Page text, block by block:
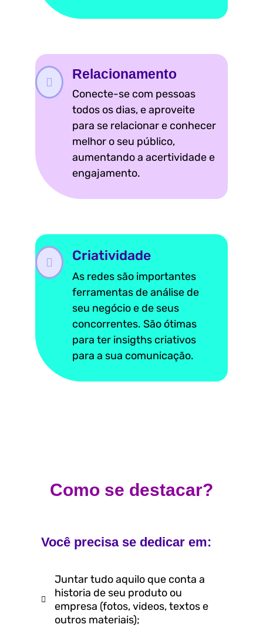
Relacionamento
Conecte-se com pessoas
todos os dias, e aproveite
para se relacionar e conhecer
melhor o seu público,
aumentando a acertividade e
engajamento.
Criatividade
As redes são importantes
ferramentas de análise de
seu negócio e de seus
concorrentes. São ótimas
para ter insigths criativos
para a sua comunicação.
Como se destacar?
Você precisa se dedicar em:
Juntar tudo aquilo que conta a
historia de seu produto ou
empresa (fotos, videos, textos e
outros materiais);